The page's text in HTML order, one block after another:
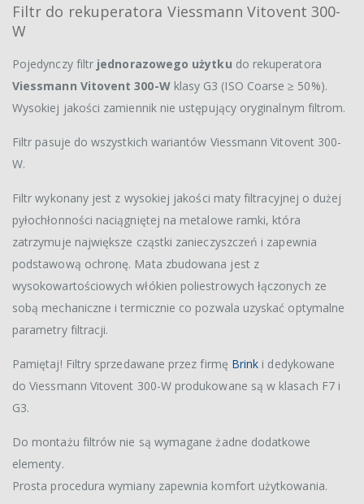
Filtr do rekuperatora Viessmann Vitovent 300-
W
Pojedynczy filtr jednorazowego użytku do rekuperatora
Viessmann Vitovent 300-Wklasy G3 (ISO Coarse ≥ 50%).
Wysokiej jakości zamiennik nie ustępujący oryginalnym filtrom.
Filtr pasuje do wszystkich wariantów Viessmann Vitovent 300-
W.
Filtr wykonany jest z wysokiej jakości maty filtracyjnej o dużej
pyłochłonności naciągniętej na metalowe ramki, która
zatrzymuje największe cząstki zanieczyszczeń i zapewnia
podstawową ochronę. Mata zbudowana jest z
wysokowartościowych włókien poliestrowych łączonych ze
sobą mechaniczne i termicznie co pozwala uzyskać optymalne
parametry filtracji.
Pamiętaj! Filtry sprzedawane przez firmę Brink i dedykowane
do Viessmann Vitovent 300-W produkowane są w klasach F7 i
G3.
Do montażu filtrów nie są wymagane żadne dodatkowe
elementy.
Prosta procedura wymiany zapewnia komfort użytkowania.